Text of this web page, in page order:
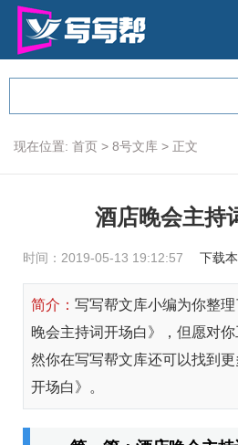
现在位置: 首页 > 8号文库 > 正文
酒店晚会主持
时间：2019-05-13 19:12:57 下载
简介： 写写帮文库小编为你整
晚会主持词开场白》，但愿对
然你在写写帮文库还可以找到
开场白》。